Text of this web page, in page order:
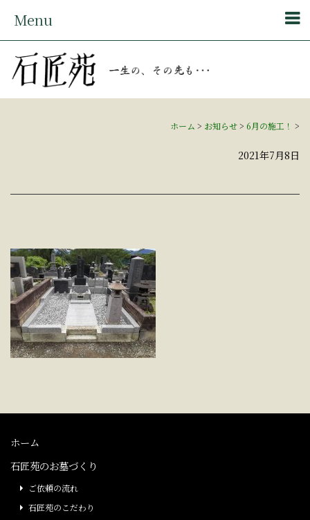
Menu
ホーム > お知らせ> 6月の施工！ >
2021年7月8日
ホーム
石匠苑のお墓づくり
ご依頼の流れ
石匠苑のこだわり